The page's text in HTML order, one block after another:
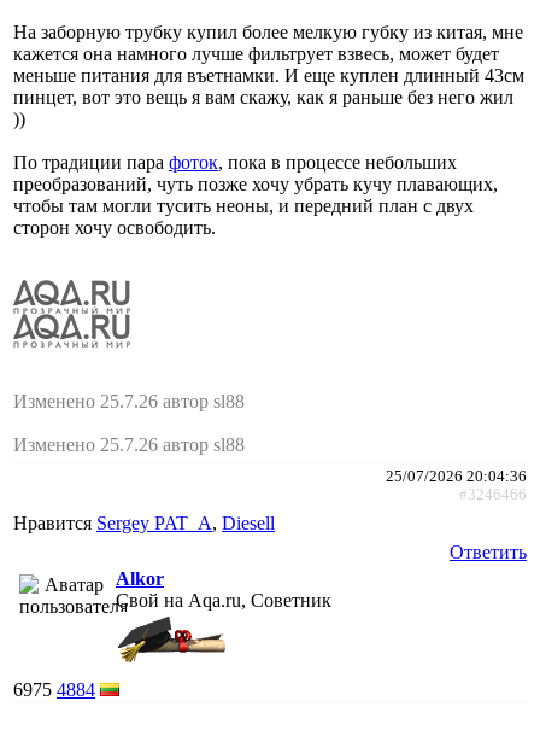
На заборную трубку купил более мелкую губку из китая, мне
кажется она намного лучше фильтрует взвесь, может будет
меньше питания для въетнамки. И еще куплен длинный 43см
пинцет, вот это вещь я вам скажу, как я раньше без него жил
))
По традиции пара фоток, пока в процессе небольших
преобразований, чуть позже хочу убрать кучу плавающих,
чтобы там могли тусить неоны, и передний план с двух
сторон хочу освободить.
Изменено 25.7.26 автор sl88
Изменено 25.7.26 автор sl88
25/07/2026 20:04:36
#3246466
Нравится Sergey PAT_A, Diesell
Ответить
Alkor
Свой на Aqa.ru, Советник
6975 4884